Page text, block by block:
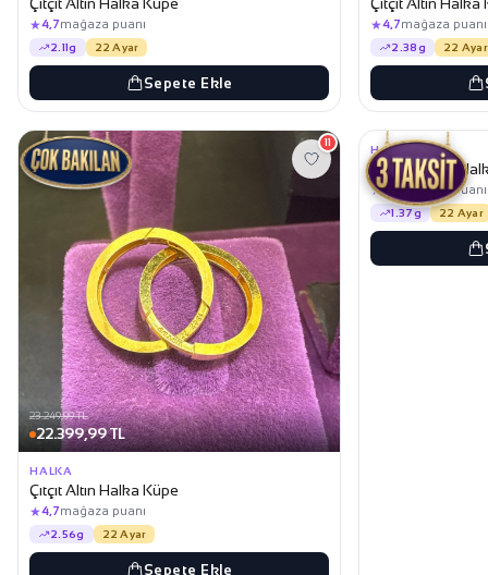
★4,7mağaza puanı
2.11g 22 Ayar
Sepete Ekle
★4,7mağaza puanı
2.38g 22 Ayar
23.249,99 TL
22.399,99 TL
11
HALKA
Çıtçıt Altın Halka Küpe
★4,7mağaza puanı
2.56g 22 Ayar
Sepete Ekle
15.449,99 TL
14.899,99 TL
HALKA
Kalemli Altın
★4,7mağaza puanı
1.37g 22 Ayar